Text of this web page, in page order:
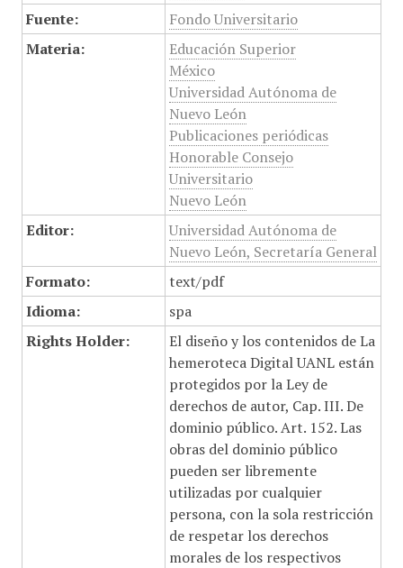
Fuente:
Fondo Universitario
Materia:
Educación Superior
México
Universidad Autónoma de
Nuevo León
Publicaciones periódicas
Honorable Consejo
Universitario
Nuevo León
Editor:
Universidad Autónoma de
Nuevo León, Secretaría General
Formato:
text/pdf
Idioma:
spa
Rights Holder:
El diseño y los contenidos de La
hemeroteca Digital UANL están
protegidos por la Ley de
derechos de autor, Cap. III. De
dominio público. Art. 152. Las
obras del dominio público
pueden ser libremente
utilizadas por cualquier
persona, con la sola restricción
de respetar los derechos
morales de los respectivos